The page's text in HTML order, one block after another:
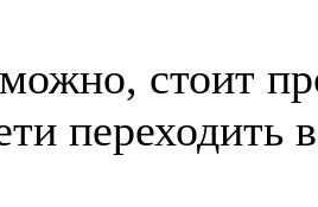
стоит
переходить